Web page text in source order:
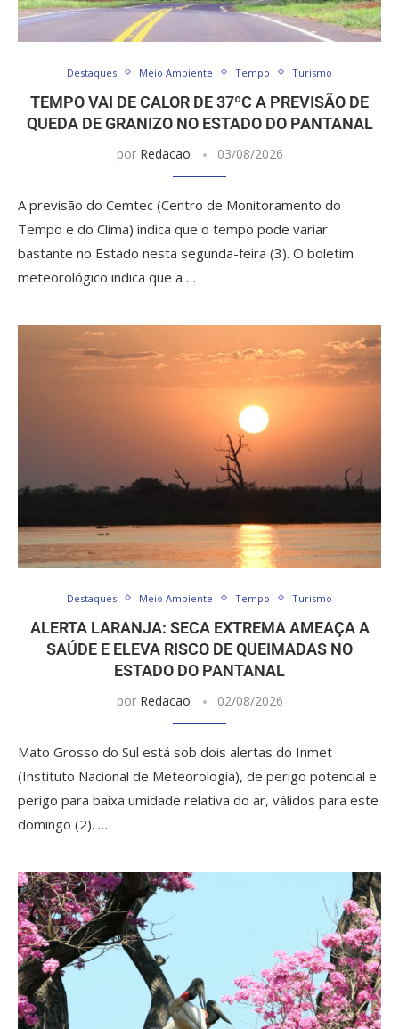
Destaques Meio Ambiente Tempo Turismo
TEMPO VAI DE CALOR DE 37ºC A PREVISÃO DE
QUEDA DE GRANIZO NO ESTADO DO PANTANAL
por Redacao 03/08/2026
A previsão do Cemtec (Centro de Monitoramento do
Tempo e do Clima) indica que o tempo pode variar
bastante no Estado nesta segunda-feira (3). O boletim
meteorológico indica que a …
Destaques Meio Ambiente Tempo Turismo
ALERTA LARANJA: SECA EXTREMA AMEAÇA A
SAÚDE E ELEVA RISCO DE QUEIMADAS NO
ESTADO DO PANTANAL
por Redacao 02/08/2026
Mato Grosso do Sul está sob dois alertas do Inmet
(Instituto Nacional de Meteorologia), de perigo potencial e
perigo para baixa umidade relativa do ar, válidos para este
domingo (2). …